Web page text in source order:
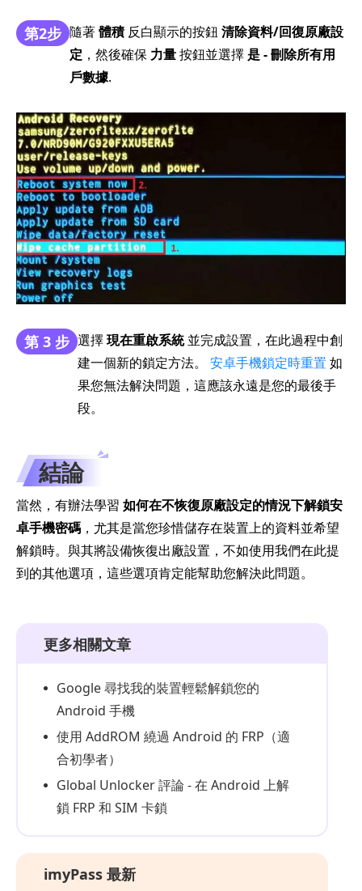
第2步 隨著體積反白顯示的按鈕 清除資料/回復原廠設
定 ，然後確保 力量按鈕並選擇是 - 刪除所有用
戶數據.
第 3 步 選擇現在重啟系統並完成設置，在此過程中創
建一個新的鎖定方法。 安卓手機鎖定時重置 如
果您無法解決問題，這應該永遠是您的最後手
段。
結論
當然，有辦法學習 如何在不恢復原廠設定的情況下解鎖安
卓手機密碼 ，尤其是當您珍惜儲存在裝置上的資料並希望
解鎖時。與其將設備恢復出廠設置，不如使用我們在此提
到的其他選項，這些選項肯定能幫助您解決此問題。
更多相關文章
Google 尋找我的裝置輕鬆解鎖您的
Android 手機
使用 AddROM 繞過 Android 的 FRP（適
合初學者）
Global Unlocker 評論 - 在 Android 上解
鎖 FRP 和 SIM 卡鎖
imyPass 最新